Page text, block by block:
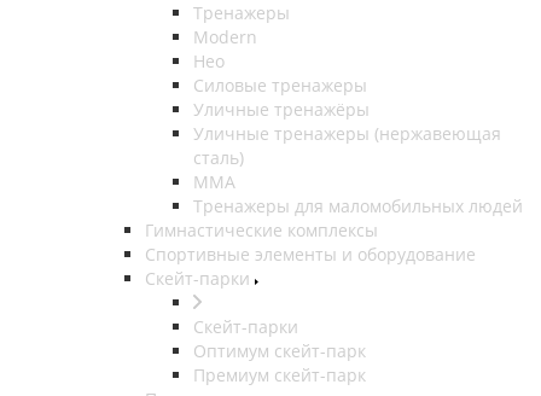
Тренажеры
Modern
Нео
Силовые тренажеры
Уличные тренажёры
Уличные тренажеры (нержавеющая
сталь)
ММА
Тренажеры для маломобильных людей
Гимнастические комплексы
Спортивные элементы и оборудование
Скейт-парки
Скейт-парки
Оптимум скейт-парк
Премиум скейт-парк